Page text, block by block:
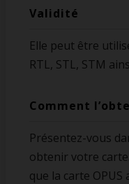
Validité
Elle peut être
RTL, STL, STM
Comment
Présentez-vous
obtenir votre carte.
que la carte